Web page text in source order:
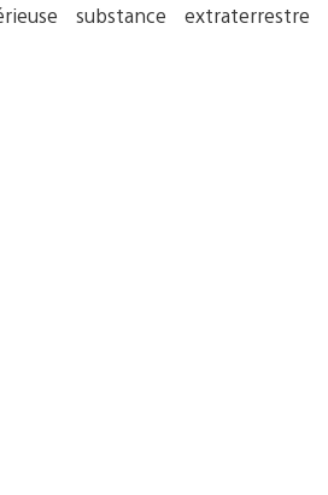
substance extraterrestre